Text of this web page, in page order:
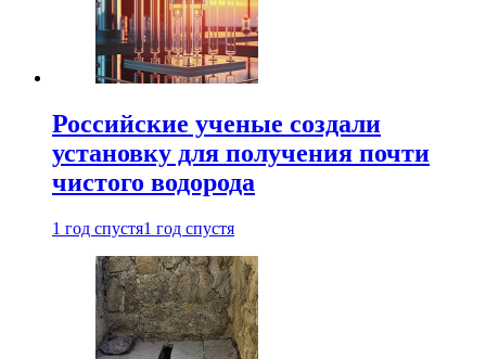
Российские ученые создали
установку для получения почти
чистого водорода
1 год спустя1 год спустя